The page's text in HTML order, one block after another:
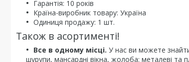
Гарантія: 10 років
Країна-виробник товару: Україна
Одиниця продажу: 1 шт.
Також в асортименті!
Все в одному місці. У нас ви можете
шурупи, мансардні вікна, жолоба: металеві та